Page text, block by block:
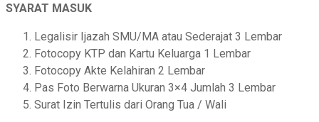
SYARAT MASUK
Legalisir Ijazah SMU/MA atau Sederajat 3 Lembar
Fotocopy KTP dan Kartu Keluarga 1 Lembar
Fotocopy Akte Kelahiran 2 Lembar
Pas Foto Berwarna Ukuran 3×4 Jumlah 3 Lembar
Surat Izin Tertulis dari Orang Tua / Wali